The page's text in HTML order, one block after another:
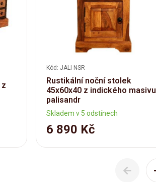
Kód: JALI-NSR
Rustikální noční stolek
45x60x40 z indického masivu
palisandr
Skladem v 5 odstínech
6 890 Kč